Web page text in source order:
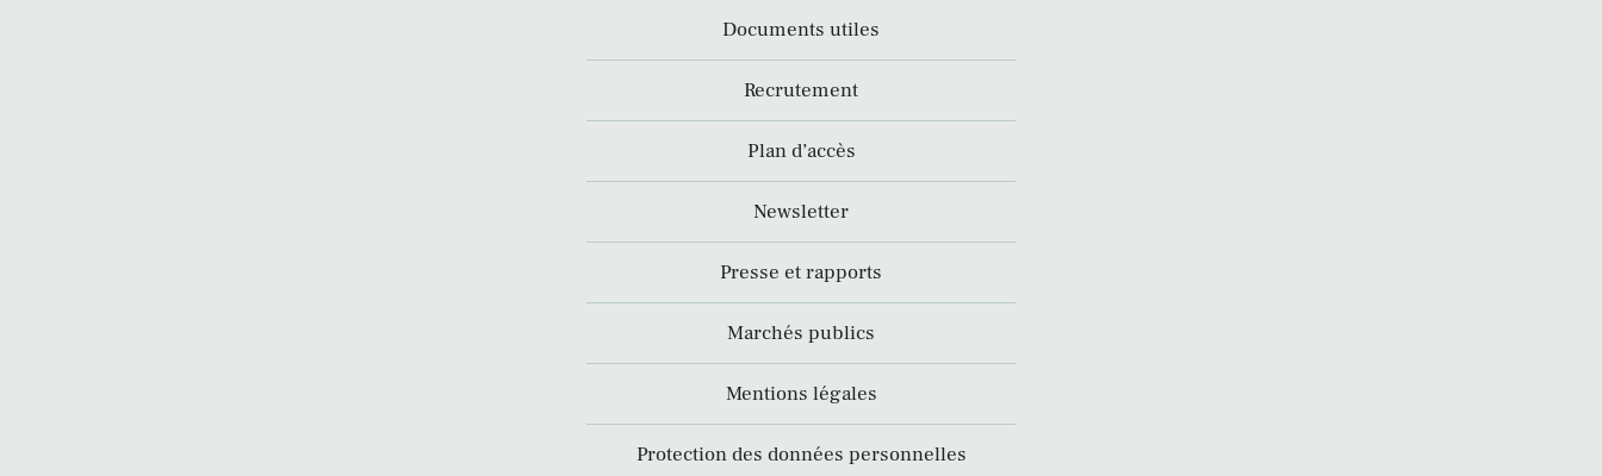
Documents utiles
Recrutement
Plan d’accès
Newsletter
Presse et rapports
Marchés publics
Mentions légales
Protection des données personnelles